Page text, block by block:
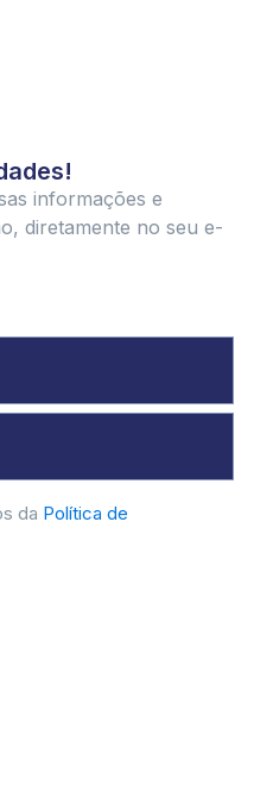
informações e
diretamente no seu e-
da Política de